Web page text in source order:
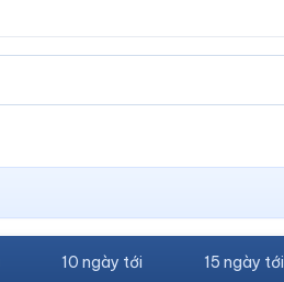
10 ngày tới 15 ngày tới